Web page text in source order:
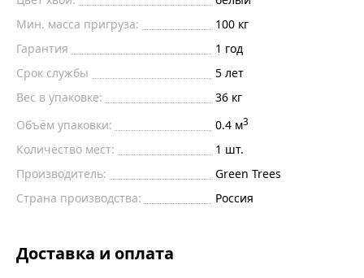
Мин. масса пригруза:
100 кг
Гарантия
1 год
Срок службы
5 лет
Вес в упаковке:
36 кг
Объём упаковки:
0.4 м3
Количество мест:
1 шт.
Производитель:
Green Trees
Страна производства:
Россия
Доставка и оплата